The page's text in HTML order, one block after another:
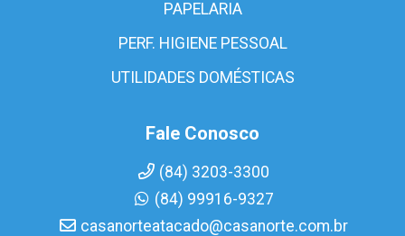
PAPELARIA
PERF. HIGIENE PESSOAL
UTILIDADES DOMÉSTICAS
Fale Conosco
(84) 3203-3300
(84) 99916-9327
casanorteatacado@casanorte.com.br